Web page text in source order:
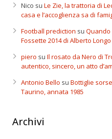
Nico su Le Zie, la trattoria di
casa e l’accoglienza sa di
Football prediction su Quando
Fossette 2014 di Alberto Longo
piero su Il rosato da Nero di
autentico, sincero, un atto
Antonio Bello su Bottiglie
Taurino, annata 1985
Archivi